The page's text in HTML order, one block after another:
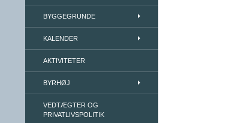
BYGGEGRUNDE
KALENDER
AKTIVITETER
BYRHØJ
VEDTÆGTER OG
PRIVATLIVSPOLITIK